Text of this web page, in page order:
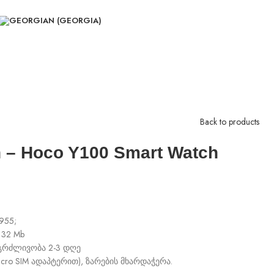
Back to products
– Hoco Y100 Smart Watch
Mb
2-3 დღე
SIM ადაპტერით), ზარების მხარდაჭერა.